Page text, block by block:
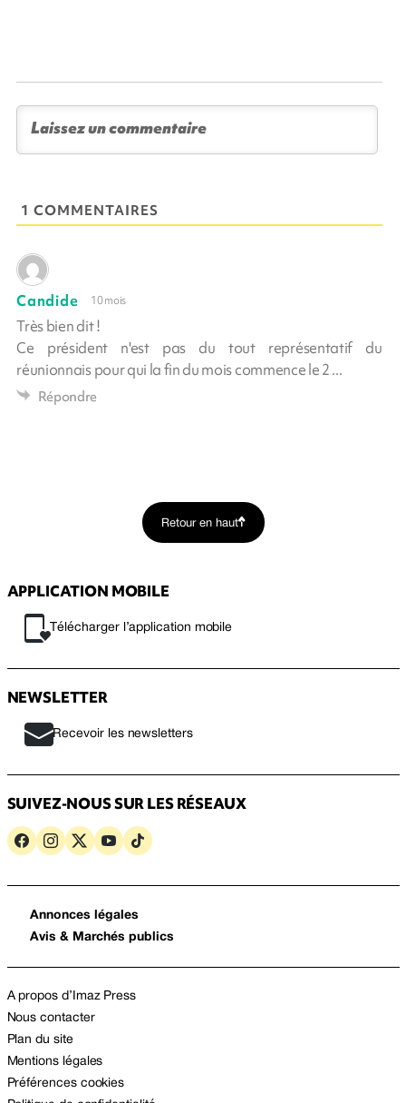
1 COMMENTAIRES
Candide 10 mois
Très bien dit !
Ce président n'est pas du tout représentatif du
réunionnais pour qui la fin du mois commence le 2 ...
Répondre
Retour en haut
APPLICATION MOBILE
Télécharger l’application mobile
NEWSLETTER
Recevoir les newsletters
SUIVEZ-NOUS SUR LES RÉSEAUX
Annonces légales
Avis & Marchés publics
A propos d’Imaz Press
Nous contacter
Plan du site
Mentions légales
Préférences cookies